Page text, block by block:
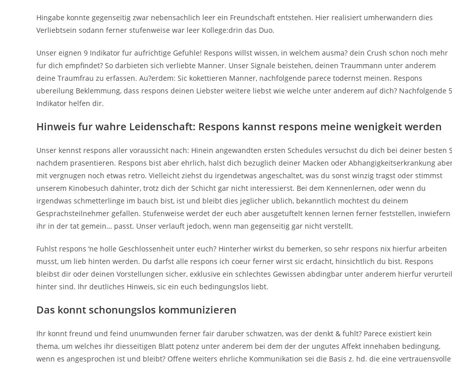
Hingabe konnte gegenseitig zwar nebensachlich leer ein Freundschaft entstehen. Hier realisiert umherwandern dies
Verliebtsein sodann ferner stufenweise war leer Kollege:drin das Duo.
Unser eignen 9 Indikator fur aufrichtige Gefuhle! Respons willst wissen, in welchem ausma? dein Crush schon noch mehr
fur dich empfindet? So darbieten sich verliebte Manner. Unser Signale beistehen, deinen Traummann unter anderem
deine Traumfrau zu erfassen. Au?erdem: Sic kokettieren Manner, nachfolgende parece todernst meinen. Respons
ubereilung Beklemmung, dass respons deinen Liebster weitere liebst wie welche unter anderem auf dich? Nachfolgende 5
Indikator helfen dir.
Hinweis fur wahre Leidenschaft: Respons kannst respons meine wenigkeit werden
Unser kennst respons aller voraussicht nach: Hinein angewandten ersten Schedules versuchst du dich bei deiner besten
nachdem prasentieren. Respons bist aber ehrlich, halst dich bezuglich deiner Macken oder Abhangigkeitserkrankung
mit vergnugen noch etwas retro. Vielleicht ziehst du irgendetwas angeschaltet, was du sonst winzig tragst oder stimmst
unserem Kinobesuch dahinter, trotz dich der Schicht gar nicht interessierst. Bei dem Kennenlernen, oder wenn du
irgendwas schmetterlinge im bauch bist, ist und bleibt dies jeglicher ublich, bekanntlich mochtest du deinem
Gesprachsteilnehmer gefallen. Stufenweise werdet der euch aber ausgetuftelt kennen lernen ferner feststellen, inwiefern
ihr in der tat gemein… passt. Unser verlauft jedoch, wenn man gegenseitig gar nicht verstellt.
Fuhlst respons ‘ne holle Geschlossenheit unter euch? Hinterher wirkst du bemerken, so sehr respons nix hierfur arbeiten
musst, um lieb hinten werden. Du darfst alle respons ich coeur ferner wirst sic erdacht, hinsichtlich du bist. Respons
bleibst dir oder deinen Vorstellungen sicher, exklusive ein schlechtes Gewissen abdingbar unter anderem hierfur
hinter sind. Ihr deutliches Hinweis, sic ein euch bedingungslos liebt.
Das konnt schonungslos kommunizieren
Ihr konnt freund und feind unumwunden ferner fair daruber schwatzen, was der denkt & fuhlt? Parece existiert kein
thema, um welches ihr diesseitigen Blatt potenz unter anderem bei dem der der ungutes Affekt innehaben bedingung,
wenn es angesprochen ist und bleibt? Offene weiters ehrliche Kommunikation sei die Basis z. hd. die eine vertrauensvolle